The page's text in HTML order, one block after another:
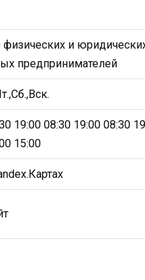
и
предпринимателей
19:00 08:30 19:00 08:30
15:00